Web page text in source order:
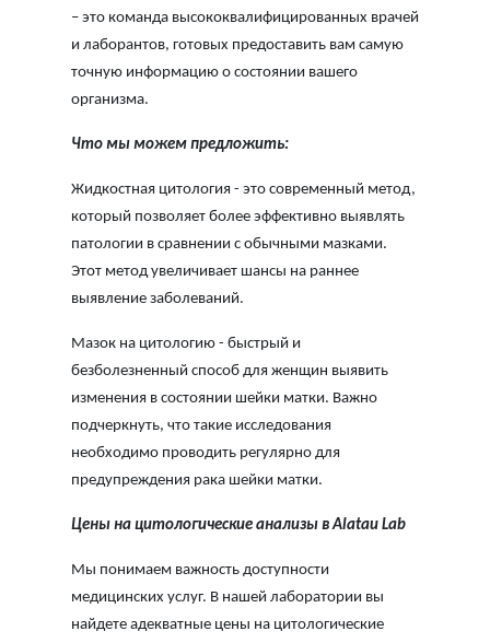
– это команда высококвалифицированных врачей
и лаборантов, готовых предоставить вам самую
точную информацию о состоянии вашего
организма.
Что мы можем предложить:
Жидкостная цитология - это современный метод,
который позволяет более эффективно выявлять
патологии в сравнении с обычными мазками.
Этот метод увеличивает шансы на раннее
выявление заболеваний.
Мазок на цитологию - быстрый и
безболезненный способ для женщин выявить
изменения в состоянии шейки матки. Важно
подчеркнуть, что такие исследования
необходимо проводить регулярно для
предупреждения рака шейки матки.
Цены на цитологические анализы в Alatau Lab
Мы понимаем важность доступности
медицинских услуг. В нашей лаборатории вы
найдете адекватные цены на цитологические